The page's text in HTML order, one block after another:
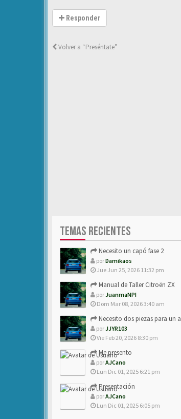
Responder
Volver a “Preséntate”
TEMAS RECIENTES
Necesito un capó fase 2
porDamikaos
Jue Jun 25, 2026 11:32 pm
Manual de Taller Citroën ZX
porJuanmaNPI
Dom Mar 08, 2026 3:40 am
Necesito dos piezas para un amigo con ZX.
porJJYR103
Vie Feb 20, 2026 8:30 pm
Me presento
porAJCano
Lun Dic 01, 2025 6:21 pm
Presentación
porAJCano
Lun Dic 01, 2025 6:05 pm